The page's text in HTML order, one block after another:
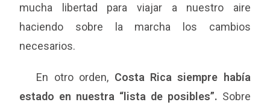
mucha libertad para viajar a nuestro aire
haciendo sobre la marcha los cambios
necesarios.
En otro orden, Costa Rica siempre había
estado en nuestra “lista de posibles”. Sobre